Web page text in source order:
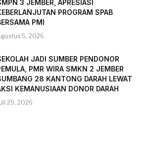
3 JEMBER, APRESIASI
PROGRAM SPAB
PMI
5, 2026
JADI SUMBER PENDONOR
PMR WIRA SMKN 2 JEMBER
28 KANTONG DARAH LEWAT
KEMANUSIAAN DONOR DARAH
Juli 29, 2026